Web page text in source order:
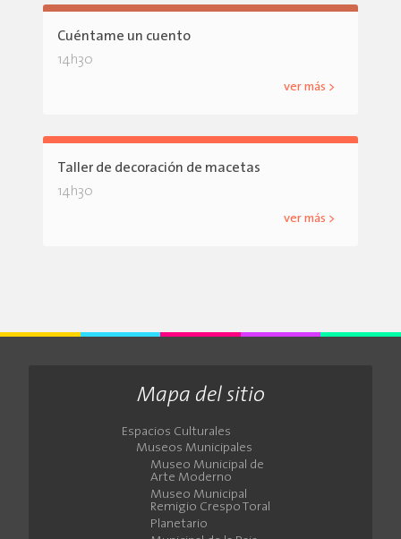
Cuéntame un cuento
14h30
ver más >
Taller de decoración de macetas
14h30
ver más >
Mapa del sitio
Espacios Culturales
Museos Municipales
Museo Municipal de
Arte Moderno
Museo Municipal
Remigio Crespo Toral
Planetario